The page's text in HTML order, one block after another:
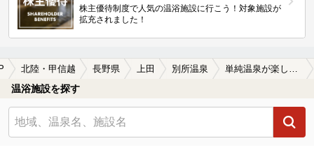
株主優待制度で人気の温浴施設に行こう！対象施設が
拡充されました！
北陸・甲信越 長野県 上田 別所温泉 単純温泉が楽しめる別所温泉の温泉、日帰り温泉、スーパー銭湯おすすめ
温浴施設を探す